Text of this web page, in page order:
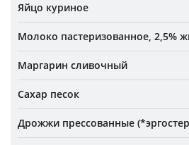
Яйцо куриное
Молоко пастеризованное, 2,5%
Маргарин сливочный
Сахар песок
Дрожжи прессованные